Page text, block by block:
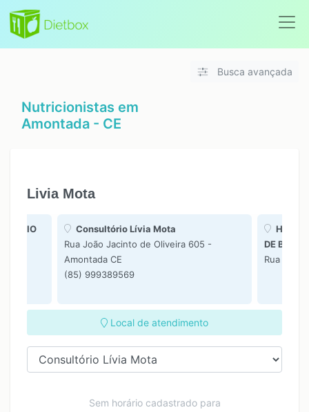
Busca avançada
Nutricionistas em
Amontada - CE
Livia Mota
Consultório Lívia Mota
Rua João Jacinto de Oliveira 605 -
Amontada CE
(85) 999389569
DE
Rua
Local de atendimento
Sem horário cadastrado para